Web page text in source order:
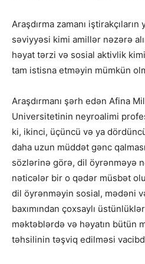
Araşdırma zamanı
səviyyəsi kimi amillər nəzərə
həyat tərzi və sosial aktivlik
tam istisna etməyin mümkün
Araşdırmanı şərh edən Afina
Universitetinin neyroalimi
ki, ikinci, üçüncü və ya
daha uzun müddət gənc
sözlərinə görə, dil öyrənməyə
nəticələr bir o qədər müsbət
dil öyrənməyin sosial, mədəni
baxımından çoxsaylı
məktəblərdə və həyatın bütün
təhsilinin təşviq edilməsi